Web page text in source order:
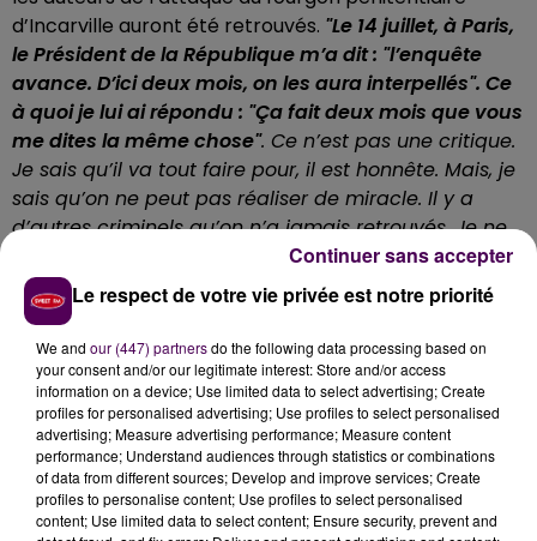
d’Incarville auront été retrouvés. "Le 14 juillet, à Paris,
le Président de la République m’a dit : "l’enquête
avance. D’ici deux mois, on les aura interpellés". Ce
à quoi je lui ai répondu : "Ça fait deux mois que vous
me dites la même chose". Ce n’est pas une critique.
Je sais qu’il va tout faire pour, il est honnête. Mais, je
sais qu’on ne peut pas réaliser de miracle. Il y a
d’autres criminels qu’on n’a jamais retrouvés. Je ne
vois pas pourquoi là ça serait différent"estime cet
ancien gendarme, qui fait confiance aux enquêteurs.
Quoi qu’il arrive maintenant, la vie ne sera plus comme
avant."Tous les jours, j’ai la tête à Incarville, j’écoute
aussi la radio et je regarde la télé. Les médias
pourraient nous annoncer quelque chose...".
Dominique Garcia :
Le respect de votre vie privée est notre priorité
We and our (447) partnersdo the following data processing based on
your consent and/or our legitimate interest: Store and/or access
information on a device; Use limited data to select advertising; Create
profiles for personalised advertising; Use profiles to select personalised
advertising; Measure advertising performance; Measure content
performance; Understand audiences through statistics or combinations
of data from different sources; Develop and improve services; Create
profiles to personalise content; Use profiles to select personalised
content; Use limited data to select content; Ensure security, prevent and
Continuer sans accepter